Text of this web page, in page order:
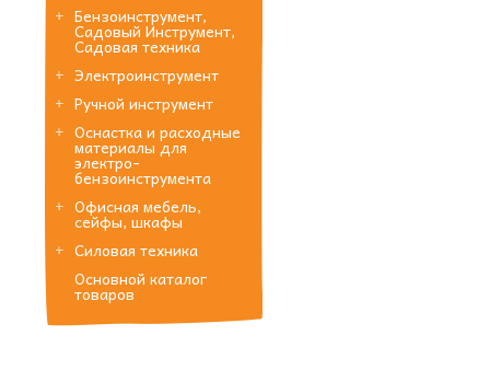
Бензоинструмент,
Садовый Инструмент,
Садовая техника
Электроинструмент
Ручной инструмент
Оснастка и расходные
материалы для
электро-
бензоинструмента
Офисная мебель,
сейфы, шкафы
Силовая техника
Основной каталог
товаров